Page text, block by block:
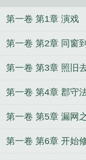
第一卷 第1章 演戏
第一卷 第2章 同窗
第一卷 第3章 照旧
第一卷 第4章 郡守
第一卷 第5章 漏网
第一卷 第6章 开始